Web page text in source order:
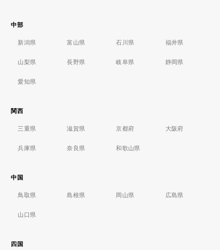
中部
新潟県 富山県 石川県 福井県
山梨県 長野県 岐阜県 静岡県
愛知県
関西
三重県 滋賀県 京都府 大阪府
兵庫県 奈良県 和歌山県
中国
鳥取県 島根県 岡山県 広島県
山口県
四国